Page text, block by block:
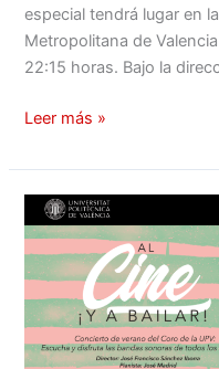
especial tendrá lugar en
Metropolitana de
22:15 horas. Bajo la
Leer más »
Concierto
de
verano
2018